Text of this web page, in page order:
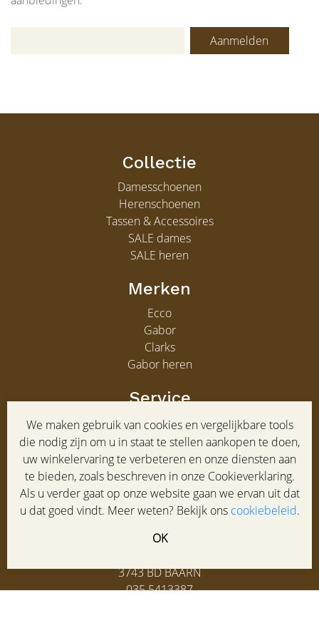
We maken gebruik van cookies en vergelijkbare tools
die nodig zijn om u in staat te stellen aankopen te doen,
uw winkelervaring te verbeteren en onze diensten aan
te bieden, zoals beschreven in onze Cookieverklaring.
Als u verder gaat op onze website gaan we ervan uit dat
u dat goed vindt. Meer weten? Bekijk ons cookiebeleid.
OK
Aanmelden
Collectie
Damesschoenen
Herenschoenen
Tassen & Accessoires
SALE dames
SALE heren
Merken
Ecco
Gabor
Clarks
Gabor heren
Service
Klantenservice
Maatadvies
Winkel
Veelgestelde vragen
Contact
HOF schoenen
3743 BD BAARN
035 5413387